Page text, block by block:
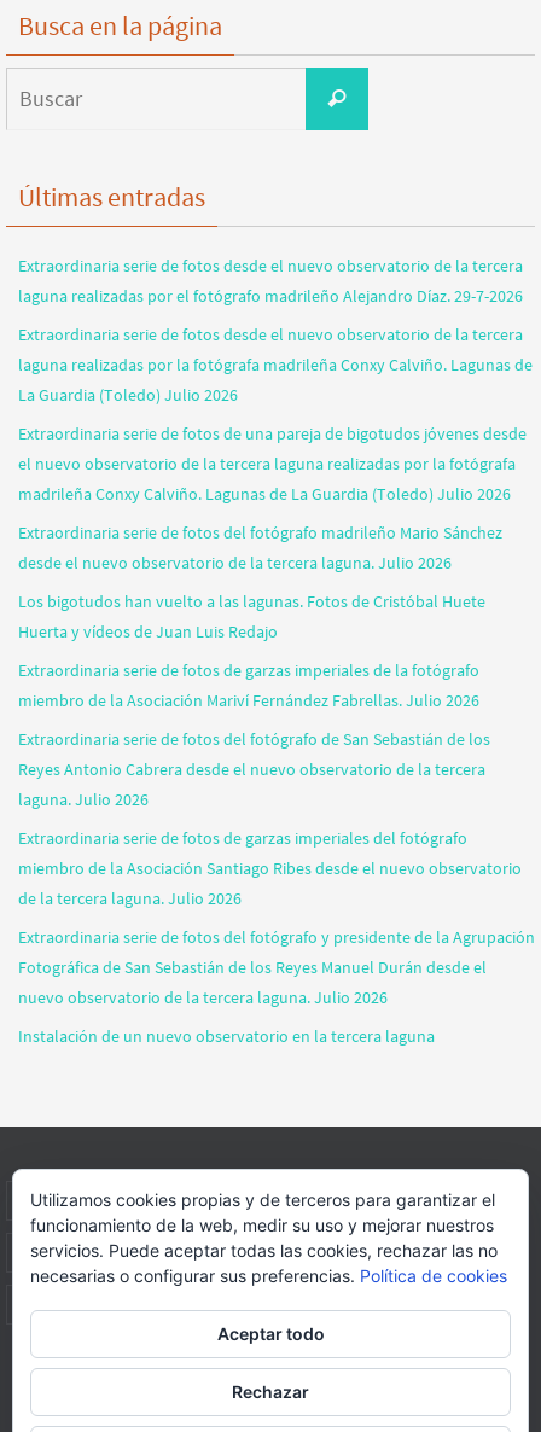
Busca en la página
Buscar
Últimas entradas
Extraordinaria serie de fotos desde el nuevo observatorio de la tercera
laguna realizadas por el fotógrafo madrileño Alejandro Díaz. 29-7-2026
Extraordinaria serie de fotos desde el nuevo observatorio de la tercera
laguna realizadas por la fotógrafa madrileña Conxy Calviño. Lagunas de
La Guardia (Toledo) Julio 2026
Extraordinaria serie de fotos de una pareja de bigotudos jóvenes desde
el nuevo observatorio de la tercera laguna realizadas por la fotógrafa
madrileña Conxy Calviño. Lagunas de La Guardia (Toledo) Julio 2026
Extraordinaria serie de fotos del fotógrafo madrileño Mario Sánchez
desde el nuevo observatorio de la tercera laguna. Julio 2026
Los bigotudos han vuelto a las lagunas. Fotos de Cristóbal Huete
Huerta y vídeos de Juan Luis Redajo
Extraordinaria serie de fotos de garzas imperiales de la fotógrafo
miembro de la Asociación Mariví Fernández Fabrellas. Julio 2026
Extraordinaria serie de fotos del fotógrafo de San Sebastián de los
Reyes Antonio Cabrera desde el nuevo observatorio de la tercera
laguna. Julio 2026
Extraordinaria serie de fotos de garzas imperiales del fotógrafo
miembro de la Asociación Santiago Ribes desde el nuevo observatorio
de la tercera laguna. Julio 2026
Extraordinaria serie de fotos del fotógrafo y presidente de la Agrupación
Fotográfica de San Sebastián de los Reyes Manuel Durán desde el
nuevo observatorio de la tercera laguna. Julio 2026
Instalación de un nuevo observatorio en la tercera laguna
INICIO INFORMACIÓN ASOCIACION SUS HABITANTES
FOTOS VIDEOS BLOG PATROCINADORES DONACIONES
Página web realizada porFORMACION WEBS Y MULTIMEDIA
Utilizamos cookies propias y de terceros para garantizar el
funcionamiento de la web, medir su uso y mejorar nuestros
servicios. Puede aceptar todas las cookies, rechazar las no
necesarias o configurar sus preferencias. Política de cookies
Aceptar todo
Rechazar